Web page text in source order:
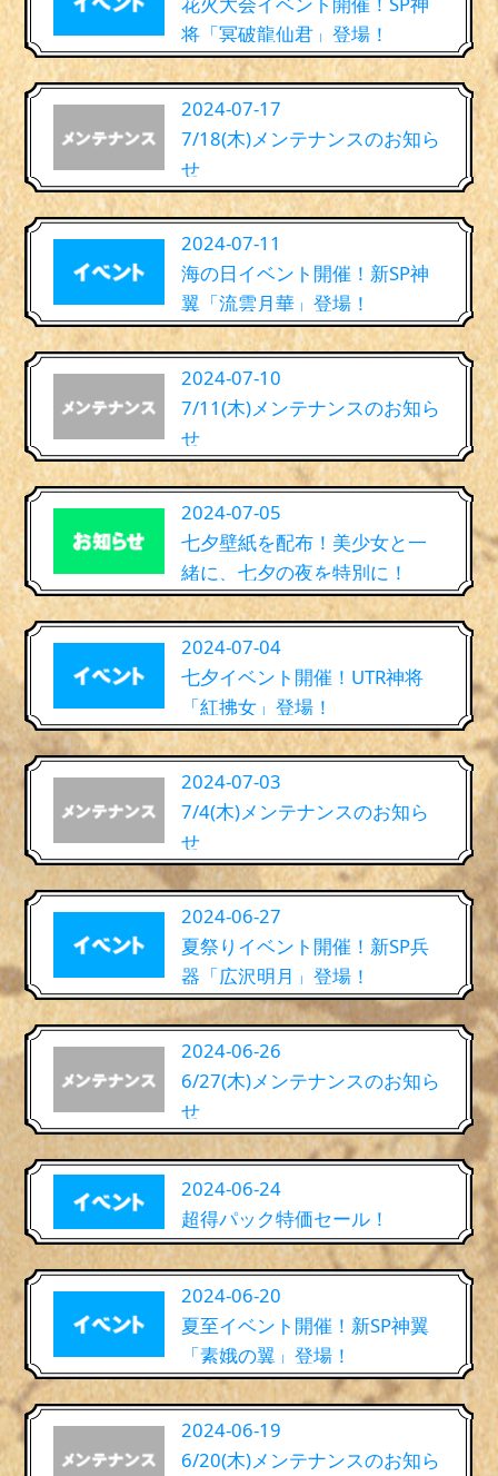
将「冥破龍仙君」登場！
2024-07-17
7/18(木)メンテナンスのお知ら
せ
2024-07-11
海の日イベント開催！新SP神
翼「流雲月華」登場！
2024-07-10
7/11(木)メンテナンスのお知ら
せ
2024-07-05
七夕壁紙を配布！美少女と一
緒に、七夕の夜を特別に！
2024-07-04
七夕イベント開催！UTR神将
「紅拂女」登場！
2024-07-03
7/4(木)メンテナンスのお知ら
せ
2024-06-27
夏祭りイベント開催！新SP兵
器「広沢明月」登場！
2024-06-26
6/27(木)メンテナンスのお知ら
せ
2024-06-24
超得パック特価セール！
2024-06-20
夏至イベント開催！新SP神翼
「素娥の翼」登場！
2024-06-19
6/20(木)メンテナンスのお知ら